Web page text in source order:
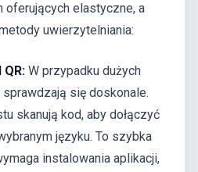
oferujących elastyczne, a
uwierzytelniania:
W przypadku dużych
się doskonale.
skanują kod, aby dołączyć
języku. To szybka
instalowania aplikacji,